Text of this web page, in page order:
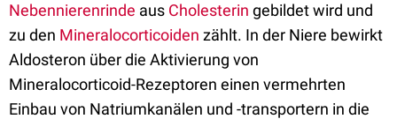
Nebennierenrinde aus Cholesterin gebildet wird und
zu den Mineralocorticoiden zählt. In der Niere bewirkt
Aldosteron über die Aktivierung von
Mineralocorticoid-Rezeptoren einen vermehrten
Einbau von Natriumkanälen und -transportern in die